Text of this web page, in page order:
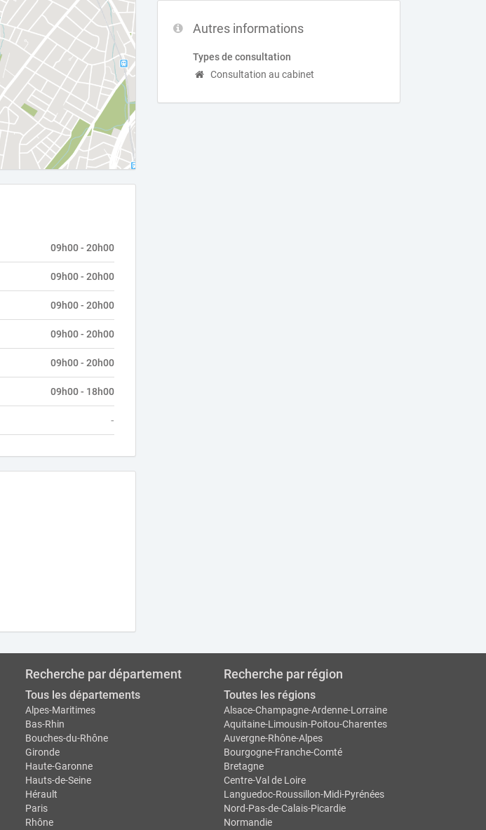
Autres informations
Types de consultation
Consultation au cabinet
09h00 - 20h00
09h00 - 20h00
09h00 - 20h00
09h00 - 20h00
09h00 - 20h00
09h00 - 18h00
-
Recherche par département
Tous les départements
Alpes-Maritimes
Bas-Rhin
Bouches-du-Rhône
Gironde
Haute-Garonne
Hauts-de-Seine
Hérault
Paris
Rhône
Recherche par région
Toutes les régions
Alsace-Champagne-Ardenne-Lorraine
Aquitaine-Limousin-Poitou-Charentes
Auvergne-Rhône-Alpes
Bourgogne-Franche-Comté
Bretagne
Centre-Val de Loire
Languedoc-Roussillon-Midi-Pyrénées
Nord-Pas-de-Calais-Picardie
Normandie